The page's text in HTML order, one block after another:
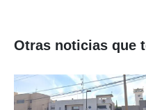
Otras noticias que